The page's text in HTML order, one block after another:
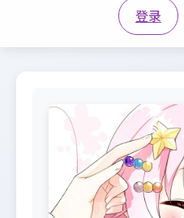
登录